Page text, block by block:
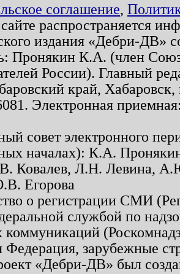
соглашение,
распространяется
издания «Дебри-ДВ»
Пронякин К.А. (член
России). Главный
край,
Электронная
совет электронного
началах): К.А.
Ковалев, Л.Н. Левина,
Егорова
о регистрации СМИ
службой по
Федерация, зарубежные
«Дебри-ДВ» был